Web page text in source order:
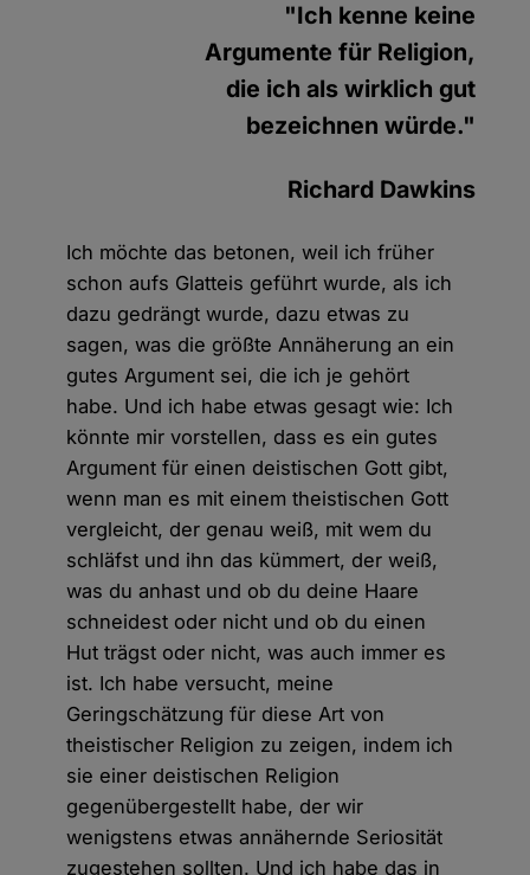
"Ich kenne keine
Argumente für Religion,
die ich als wirklich gut
bezeichnen würde."
Richard Dawkins
Ich möchte das betonen, weil ich früher
schon aufs Glatteis geführt wurde, als ich
dazu gedrängt wurde, dazu etwas zu
sagen, was die größte Annäherung an ein
gutes Argument sei, die ich je gehört
habe. Und ich habe etwas gesagt wie: Ich
könnte mir vorstellen, dass es ein gutes
Argument für einen deistischen Gott gibt,
wenn man es mit einem theistischen Gott
vergleicht, der genau weiß, mit wem du
schläfst und ihn das kümmert, der weiß,
was du anhast und ob du deine Haare
schneidest oder nicht und ob du einen
Hut trägst oder nicht, was auch immer es
ist. Ich habe versucht, meine
Geringschätzung für diese Art von
theistischer Religion zu zeigen, indem ich
sie einer deistischen Religion
gegenübergestellt habe, der wir
wenigstens etwas annähernde Seriosität
zugestehen sollten. Und ich habe das in